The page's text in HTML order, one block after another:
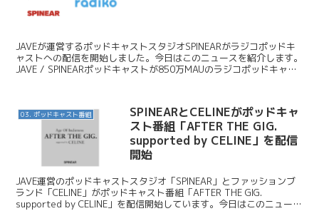
JAVEが運営するポッドキャストスタジオSPINEARがラジコポッドキ
ャストへの配信を開始しました。今日はこのニュースを紹介します。
JAVE / SPINEARポッドキャストが850万MAUのラジコポッドキャス
03. ポッドキャスト番組
SPINEARとCELINEがポッドキャ
スト番組「AFTER THE GIG.
supported by CELINE」を配信
開始
JAVE運営のポッドキャストスタジオ「SPINEAR」とファッションブ
ランド「CELINE」がポッドキャスト番組「AFTER THE GIG.
supported by CELINE」を配信開始しています。今日はこのニュース